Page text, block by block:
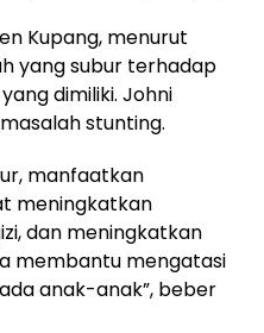
Kupang, menurut
yang subur terhadap
dimiliki. Johni
stunting.
manfaatkan
meningkatkan
dan meningkatkan
membantu mengatasi
anak-anak”, beber